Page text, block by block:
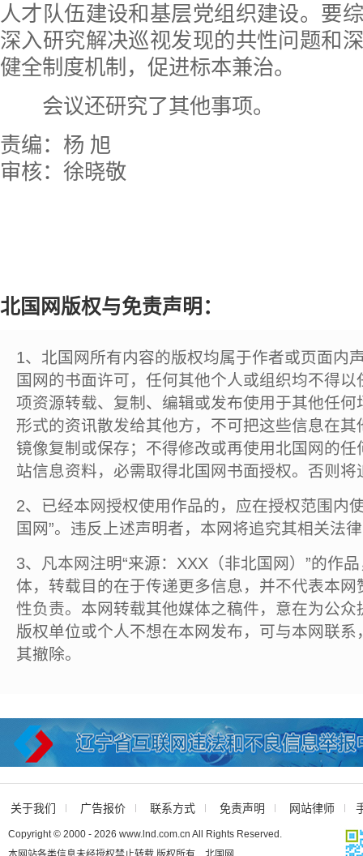
人才队伍建设和基层党组织建设。要
深入研究解决巡视发现的共性问题和
健全制度机制，促进标本兼治。
会议还研究了其他事项。
责编：杨 旭
审核：徐晓敬
北国网版权与免责声明：
1、北国网所有内容的版权均属于作者或页面内
国网的书面许可，任何其他个人或组织均不得
项资源转载、复制、编辑或发布使用于其他任
形式的资讯散发给其他方，不可把这些信息在
镜像复制或保存；不得修改或再使用北国网的
站信息资料，必需取得北国网书面授权。否则将
2、已经本网授权使用作品的，应在授权范围内
国网”。违反上述声明者，本网将追究其相关法
3、凡本网注明“来源：XXX（非北国网）”的作
体，转载目的在于传递更多信息，并不代表本
性负责。本网转载其他媒体之稿件，意在为公
版权单位或个人不想在本网发布，可与本网联
其撤除。
关于我们 广告报价 联系方式 免责声明 网站律师
Copyright © 2000 - 2026 www.lnd.com.cn All Rights Reserved.